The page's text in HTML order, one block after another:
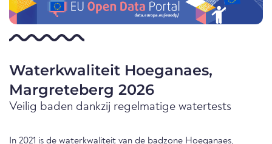
Waterkwaliteit Hoeganaes,
Margreteberg 2026
Veilig baden dankzij regelmatige watertests
In 2021 is de waterkwaliteit van de badzone Hoeganaes,